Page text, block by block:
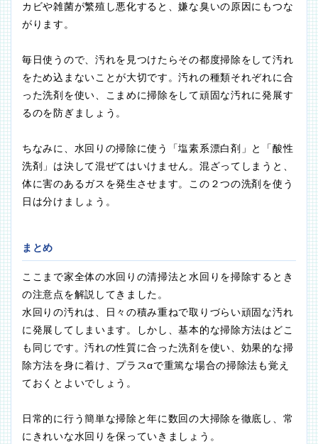
カビや雑菌が繁殖し悪化すると、嫌な臭いの原因にもつな
がります。
毎日使うので、汚れを見つけたらその都度掃除をして汚れ
をため込まないことが大切です。汚れの種類それぞれに合
った洗剤を使い、こまめに掃除をして頑固な汚れに発展す
るのを防ぎましょう。
ちなみに、水回りの掃除に使う「塩素系漂白剤」と「酸性
洗剤」は決して混ぜてはいけません。混ざってしまうと、
体に害のあるガスを発生させます。この２つの洗剤を使う
日は分けましょう。
まとめ
ここまで家全体の水回りの清掃法と水回りを掃除するとき
の注意点を解説してきました。
水回りの汚れは、日々の積み重ねで取りづらい頑固な汚れ
に発展してしまいます。しかし、基本的な掃除方法はどこ
も同じです。汚れの性質に合った洗剤を使い、効果的な掃
除方法を身に着け、プラスαで重篤な場合の掃除法も覚え
ておくとよいでしょう。
日常的に行う簡単な掃除と年に数回の大掃除を徹底し、常
にきれいな水回りを保っていきましょう。